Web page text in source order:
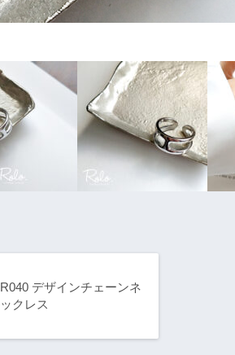
R040 デザインチェーンネ
ックレス